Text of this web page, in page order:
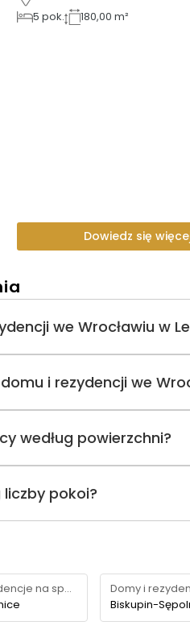
5 pok. 180,00 m²
Dowiedz się
we Wrocławiu w
i rezydencji we
według powierzchni?
pokoi?
Domy i rezydencje na sprzedaż